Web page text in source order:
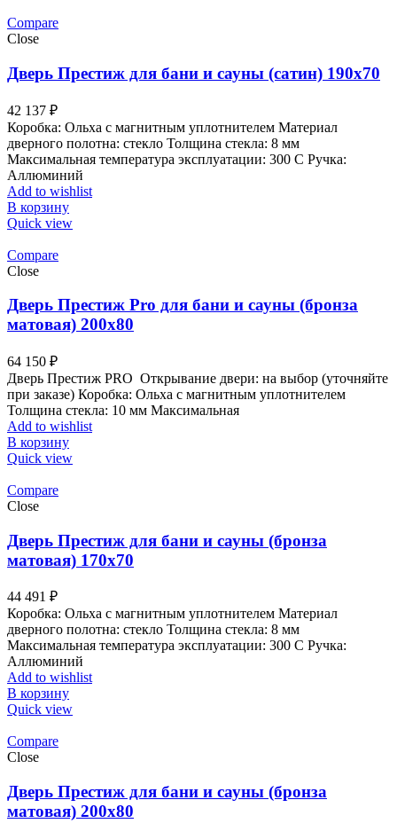
Compare
Close
Дверь Престиж для бани и сауны (сатин) 190х70
42 137 ₽
Коробка: Ольха с магнитным уплотнителем Материал
дверного полотна: стекло Толщина стекла: 8 мм
Максимальная температура эксплуатации: 300 С Ручка:
Аллюминий
Add to wishlist
В корзину
Quick view
Compare
Close
Дверь Престиж Pro для бани и сауны (бронза
матовая) 200х80
64 150 ₽
Дверь Престиж PRO Открывание двери: на выбор (уточняйте
при заказе) Коробка: Ольха с магнитным уплотнителем
Толщина стекла: 10 мм Максимальная
Add to wishlist
В корзину
Quick view
Compare
Close
Дверь Престиж для бани и сауны (бронза
матовая) 170х70
44 491 ₽
Коробка: Ольха с магнитным уплотнителем Материал
дверного полотна: стекло Толщина стекла: 8 мм
Максимальная температура эксплуатации: 300 С Ручка:
Аллюминий
Add to wishlist
В корзину
Quick view
Compare
Close
Дверь Престиж для бани и сауны (бронза
матовая) 200х80